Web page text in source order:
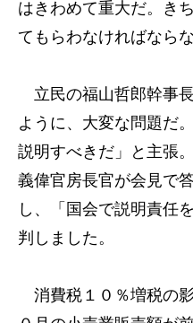
はきわめて重大だ。き
てもらわなければなら
立民の福山哲郎幹事
ように、大変な問題だ
説明すべきだ」と主張
義偉官房長官が会見で
し、「国会で説明責任
判しました。
消費税１０％増税の